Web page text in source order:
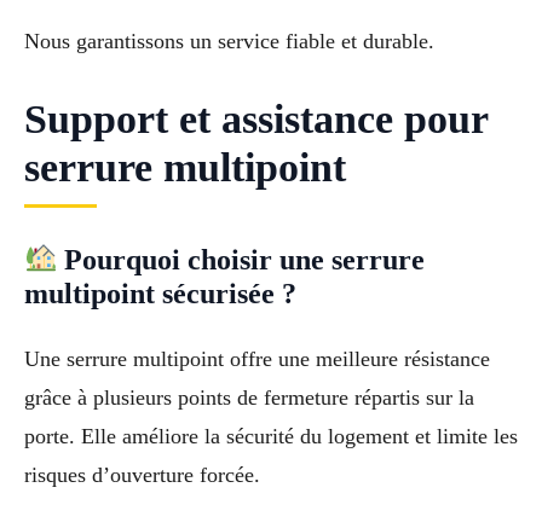
Nous garantissons un service fiable et durable.
Support et assistance pour
serrure multipoint
Pourquoi choisir une serrure
multipoint sécurisée ?
Une serrure multipoint offre une meilleure résistance
grâce à plusieurs points de fermeture répartis sur la
porte. Elle améliore la sécurité du logement et limite les
risques d’ouverture forcée.